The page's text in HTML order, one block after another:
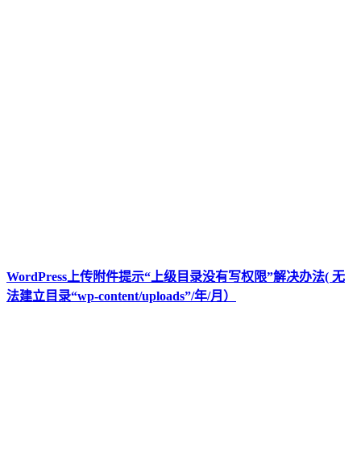
WordPress上传附件提示“上级目录没有写权限”解决办法( 无
法建立目录“wp-content/uploads”/年/月）